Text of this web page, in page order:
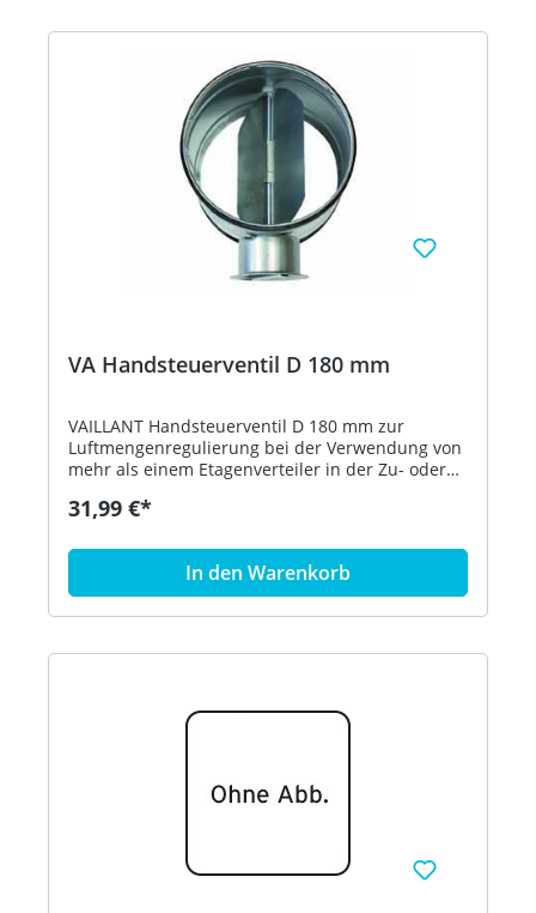
VA Handsteuerventil D 180 mm
VAILLANT Handsteuerventil D 180 mm zur
Luftmengenregulierung bei der Verwendung von
mehr als einem Etagenverteiler in der Zu- oder
selbstsicherndem Stecksystem mit integrierten
verwendbar für EPP Zubehör D 210/180 Bestell-
Nr. 0020231956
31,99 €*
In den Warenkorb